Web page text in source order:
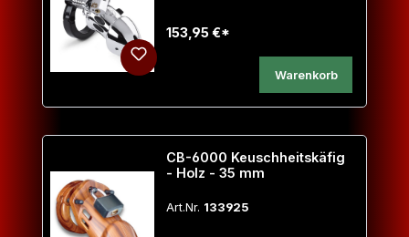
153,95 €*
Warenkorb
CB-6000 Keuschheitskäfig
- Holz - 35 mm
Art.Nr. 133925